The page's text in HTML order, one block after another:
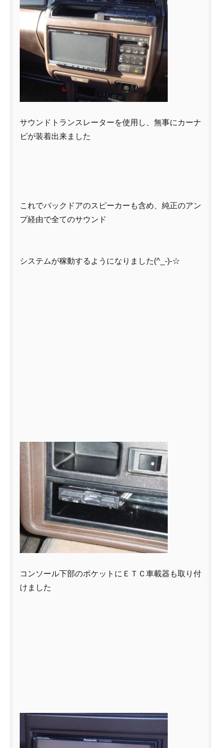
サウンドトランスレーターを使用し、無事にカーナ
ビが装着出来ました
これでバックドアのスピーカーも含め、純正のアン
プ経由で全てのサウンド
システムが稼動するようになりました(^_-)-☆
コンソール下部のポケットにＥＴＣ車載器も取り付
けました